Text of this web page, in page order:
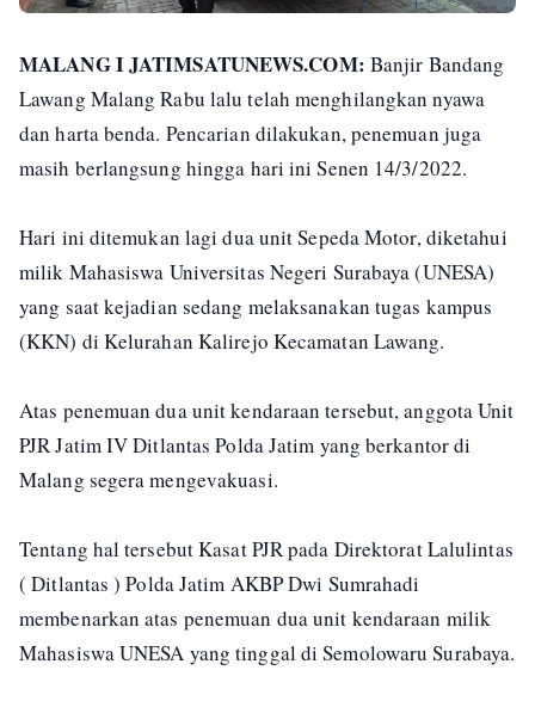
MALANG I JATIMSATUNEWS.COM: Banjir Bandang
Lawang Malang Rabu lalu telah menghilangkan nyawa
dan harta benda. Pencarian dilakukan, penemuan juga
masih berlangsung hingga hari ini Senen 14/3/2022.
Hari ini ditemukan lagi dua unit Sepeda Motor, diketahui
milik Mahasiswa Universitas Negeri Surabaya (UNESA)
yang saat kejadian sedang melaksanakan tugas kampus
(KKN) di Kelurahan Kalirejo Kecamatan Lawang.
Atas penemuan dua unit kendaraan tersebut, anggota Unit
PJR Jatim IV Ditlantas Polda Jatim yang berkantor di
Malang segera mengevakuasi.
Tentang hal tersebut Kasat PJR pada Direktorat Lalulintas
( Ditlantas ) Polda Jatim AKBP Dwi Sumrahadi
membenarkan atas penemuan dua unit kendaraan milik
Mahasiswa UNESA yang tinggal di Semolowaru Surabaya.